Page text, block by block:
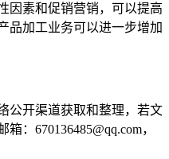
因素和促销营销，可以提高
品加工业务可以进一步增加
公开渠道获取和整理，若文
：670136485@qq.com，